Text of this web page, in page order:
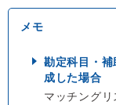
勘定科目・
成した場合
マッチング